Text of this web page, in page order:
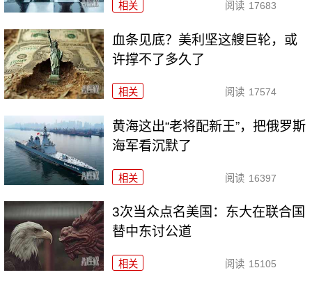
相关 阅读 17683
血条见底？美利坚这艘巨轮，或
许撑不了多久了
相关 阅读 17574
黄海这出“老将配新王”，把俄罗斯
海军看沉默了
相关 阅读 16397
3次当众点名美国：东大在联合国
替中东讨公道
相关 阅读 15105